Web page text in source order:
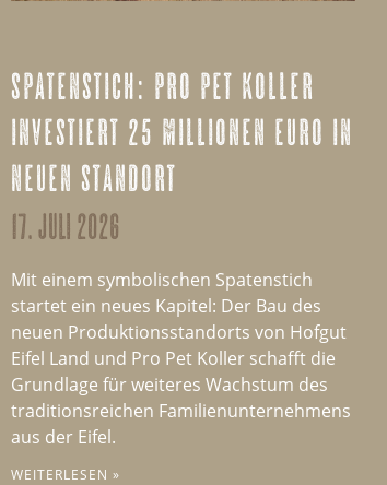
spatenstich: pro pet koller
investiert 25 millionen euro in
neuen standort
17. juli 2026
Mit einem symbolischen Spatenstich
startet ein neues Kapitel: Der Bau des
neuen Produktionsstandorts von Hofgut
Eifel Land und Pro Pet Koller schafft die
Grundlage für weiteres Wachstum des
traditionsreichen Familienunternehmens
aus der Eifel.
WEITERLESEN »